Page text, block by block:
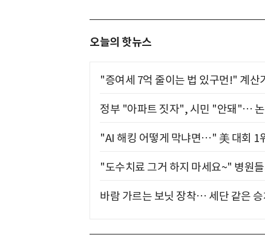
오늘의 핫뉴스
"증여세 7억 줄이는 법 있구먼!" 계산
정부 "아파트 짓자", 시민 "안돼"…
"AI 해킹 어떻게 막냐면…" 美 대회 1
"도수치료 그거 하지 마세요~" 병원
바람 가르는 보닛 장착… 세단 같은